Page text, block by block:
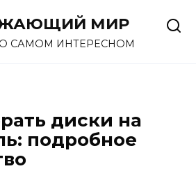
МИР
САМОМ ИНТЕРЕСНОМ
диски на
подробное